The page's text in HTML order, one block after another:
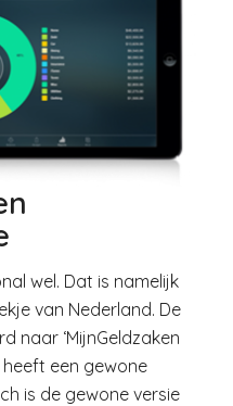
wel. Dat is namelijk
van Nederland. De
naar ‘MijnGeldzaken
heeft een gewone
is de gewone versie